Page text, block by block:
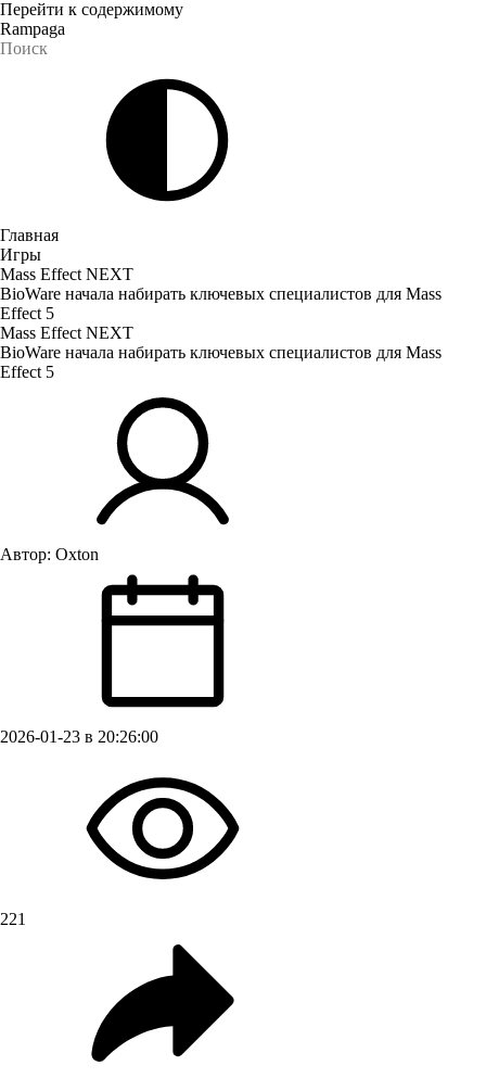
Перейти к содержимому
Rampaga
Главная
Игры
Mass Effect NEXT
BioWare начала набирать ключевых специалистов для Mass
Effect 5
Mass Effect NEXT
BioWare начала набирать ключевых специалистов для Mass
Effect 5
Автор: Oxton
2026-01-23 в 20:26:00
221